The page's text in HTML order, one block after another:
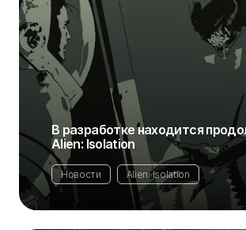
В разработке находится
Alien: Isolation
Новости Alien: Isolation